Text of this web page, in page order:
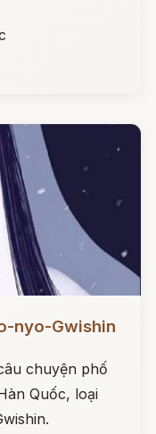
nyo-Gwishin
chuyện phố
Quốc, loại